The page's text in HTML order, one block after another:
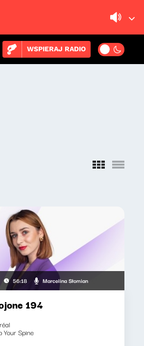
WSPIERAJ RADIO
56:18 Marcelina Słomian
194
Your Spine